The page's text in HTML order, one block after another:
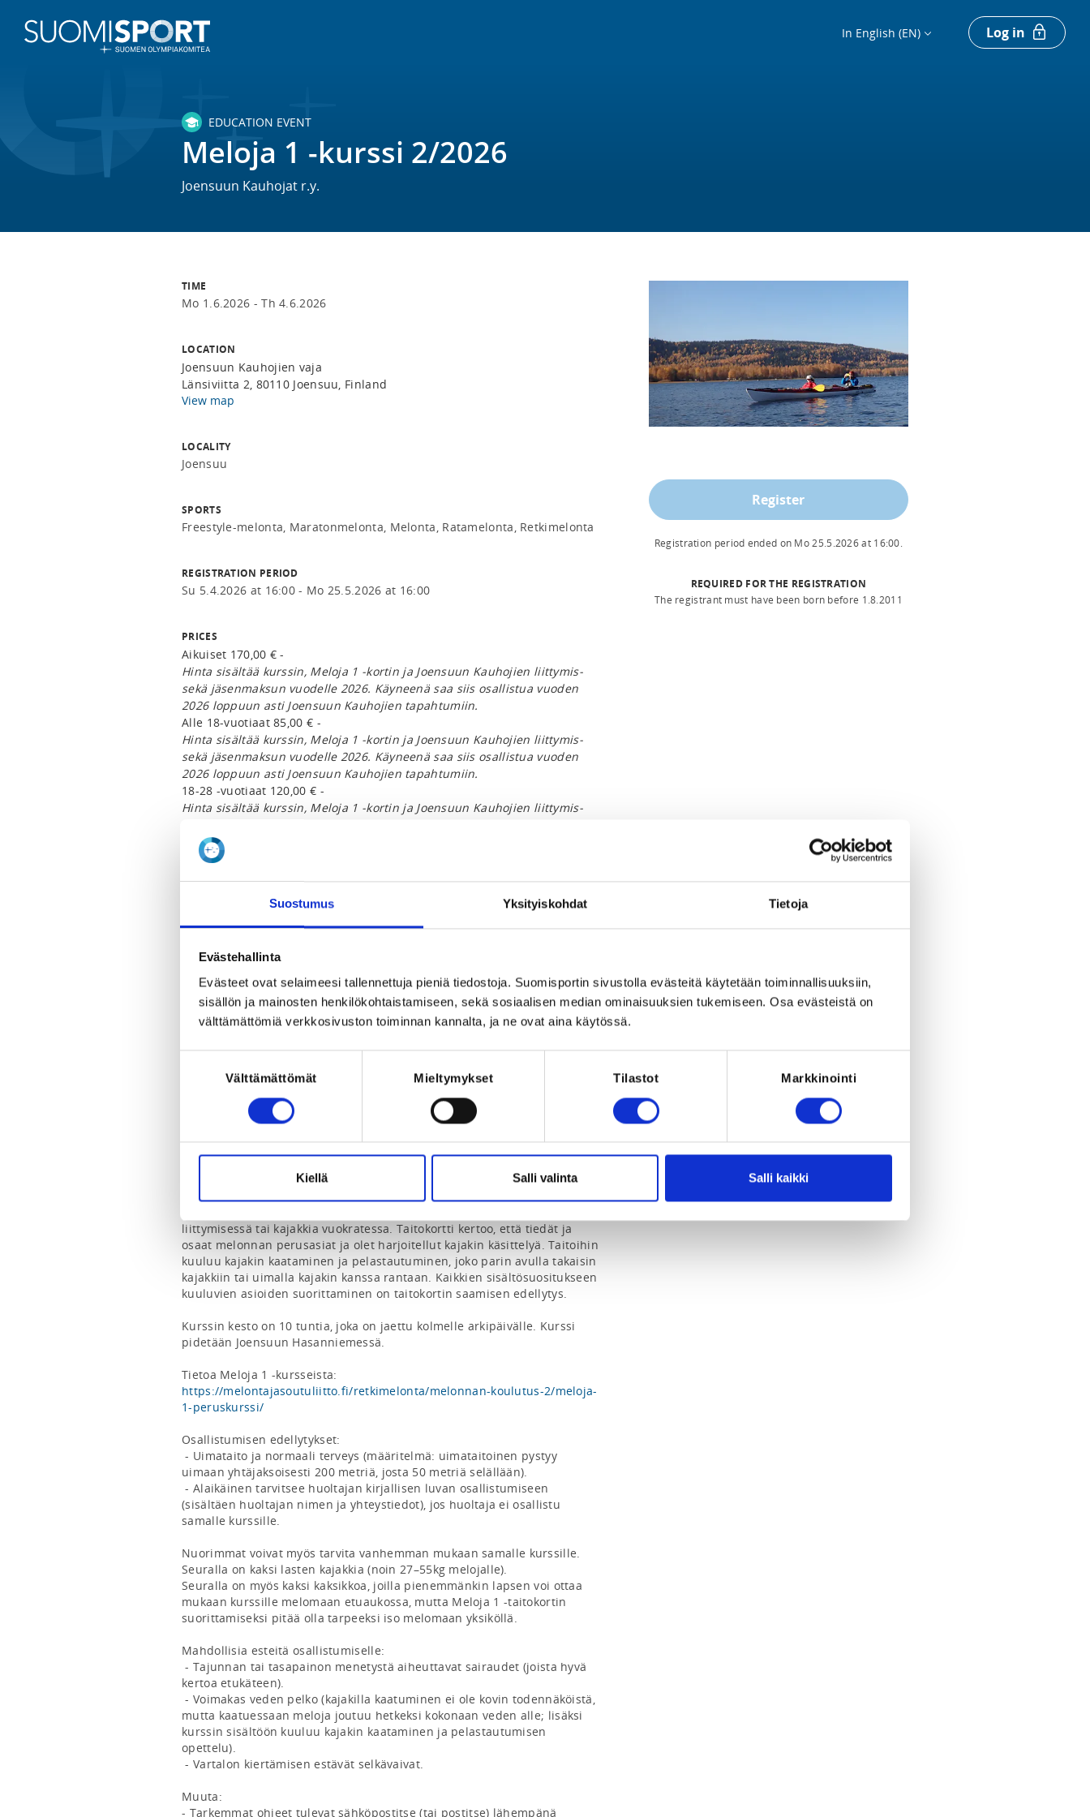
Suostumus Yksityiskohdat Tietoja
Evästehallinta
Evästeet ovat selaimeesi tallennettuja pieniä tiedostoja. Suomisportin sivustolla evästeitä käytetään toiminnallisuuksiin,
sisällön ja mainosten henkilökohtaistamiseen, sekä sosiaalisen median ominaisuuksien tukemiseen. Osa evästeistä on
välttämättömiä verkkosivuston toiminnan kannalta, ja ne ovat aina käytössä.
Välttämättömät Mieltymykset Tilastot Markkinointi
Kiellä Salli valinta Salli kaikki
In English (EN) Log in
EDUCATION EVENT
Meloja 1 -kurssi 2/2026
Joensuun Kauhojat r.y.
TIME
Mo 1.6.2026 -Th 4.6.2026
LOCATION
Joensuun Kauhojien vaja
Länsiviitta 2, 80110 Joensuu, Finland
View map
LOCALITY
Joensuu
SPORTS
Freestyle-melonta, Maratonmelonta, Melonta, Ratamelonta, Retkimelonta
REGISTRATION PERIOD
Su 5.4.2026 at 16:00 - Mo 25.5.2026 at 16:00
PRICES
Aikuiset 170,00 € -
Hinta sisältää kurssin, Meloja 1 -kortin ja Joensuun Kauhojien liittymis-
sekä jäsenmaksun vuodelle 2026. Käyneenä saa siis osallistua vuoden
2026 loppuun asti Joensuun Kauhojien tapahtumiin.
Alle 18-vuotiaat 85,00 € -
Hinta sisältää kurssin, Meloja 1 -kortin ja Joensuun Kauhojien liittymis-
sekä jäsenmaksun vuodelle 2026. Käyneenä saa siis osallistua vuoden
2026 loppuun asti Joensuun Kauhojien tapahtumiin.
18-28 -vuotiaat 120,00 € -
Hinta sisältää kurssin, Meloja 1 -kortin ja Joensuun Kauhojien liittymis-
2026 loppuun asti Joensuun Kauhojien tapahtumiin.
Toimintavastaavat
Henna-Riikka Aalto
Aika: ma 1.6 klo 17:00–20.30, ke 3.6 klo 17:00–20:30 ja to 4.6 klo 17:00-
20:30
Kouluttajat: Henna-Riikka Aalto,
Tapahtumasivu: https://joensuunkauhojat.fi/toiminta/koulutus/meloja-1/
turvallisuusasioita. Kurssi on rakennettu Suomen melonta- ja soutuliiton
sisältösuosituksen mukaisesti ja suoritettuasi sen saat Meloja/EPP 1 -
liittymisessä tai kajakkia vuokratessa. Taitokortti kertoo, että tiedät ja
osaat melonnan perusasiat ja olet harjoitellut kajakin käsittelyä. Taitoihin
kuuluu kajakin kaataminen ja pelastautuminen, joko parin avulla takaisin
kajakkiin tai uimalla kajakin kanssa rantaan. Kaikkien sisältösuositukseen
kuuluvien asioiden suorittaminen on taitokortin saamisen edellytys.
Kurssin kesto on 10 tuntia, joka on jaettu kolmelle arkipäivälle. Kurssi
pidetään Joensuun Hasanniemessä.
https://melontajasoutuliitto.fi/retkimelonta/melonnan-koulutus-2/meloja-
1-peruskurssi/
Osallistumisen edellytykset:
- Uimataito ja normaali terveys (määritelmä: uimataitoinen pystyy
uimaan yhtäjaksoisesti 200 metriä, josta 50 metriä selällään).
- Alaikäinen tarvitsee huoltajan kirjallisen luvan osallistumiseen
(sisältäen huoltajan nimen ja yhteystiedot), jos huoltaja ei osallistu
samalle kurssille.
Nuorimmat voivat myös tarvita vanhemman mukaan samalle kurssille.
Seuralla on kaksi lasten kajakkia (noin 27–55kg melojalle).
Seuralla on myös kaksi kaksikkoa, joilla pienemmänkin lapsen voi ottaa
mukaan kurssille melomaan etuaukossa, mutta Meloja 1 -taitokortin
suorittamiseksi pitää olla tarpeeksi iso melomaan yksiköllä.
Mahdollisia esteitä osallistumiselle:
- Tajunnan tai tasapainon menetystä aiheuttavat sairaudet (joista hyvä
kertoa etukäteen).
- Voimakas veden pelko (kajakilla kaatuminen ei ole kovin todennäköistä,
mutta kaatuessaan meloja joutuu hetkeksi kokonaan veden alle; lisäksi
kurssin sisältöön kuuluu kajakin kaataminen ja pelastautumisen
opettelu).
- Vartalon kiertämisen estävät selkävaivat.
Muuta:
- Tarkemmat ohjeet tulevat sähköpostitse (tai postitse) lähempänä
Register
Registration period ended on Mo 25.5.2026at 16:00.
REQUIRED FOR THE REGISTRATION
The registrant must have been born before 1.8.2011